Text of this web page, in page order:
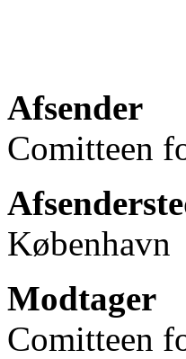
Afsender
Comitteen
København
Modtager
Comitteen